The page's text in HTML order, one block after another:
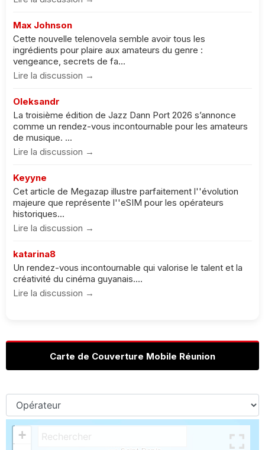
Max Johnson
Cette nouvelle telenovela semble avoir tous les
ingrédients pour plaire aux amateurs du genre :
vengeance, secrets de fa...
Lire la discussion →
Oleksandr
La troisième édition de Jazz Dann Port 2026 s’annonce
comme un rendez-vous incontournable pour les amateurs
de musique. ...
Lire la discussion →
Keyyne
Cet article de Megazap illustre parfaitement l''évolution
majeure que représente l''eSIM pour les opérateurs
historiques...
Lire la discussion →
katarina8
Un rendez-vous incontournable qui valorise le talent et la
créativité du cinéma guyanais....
Lire la discussion →
Carte de Couverture Mobile Réunion